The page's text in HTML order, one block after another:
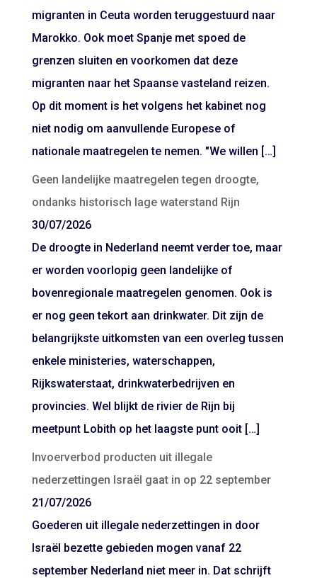
migranten in Ceuta worden teruggestuurd naar
Marokko. Ook moet Spanje met spoed de
grenzen sluiten en voorkomen dat deze
migranten naar het Spaanse vasteland reizen.
Op dit moment is het volgens het kabinet nog
niet nodig om aanvullende Europese of
nationale maatregelen te nemen. "We willen […]
Geen landelijke maatregelen tegen droogte,
ondanks historisch lage waterstand Rijn
30/07/2026
De droogte in Nederland neemt verder toe, maar
er worden voorlopig geen landelijke of
bovenregionale maatregelen genomen. Ook is
er nog geen tekort aan drinkwater. Dit zijn de
belangrijkste uitkomsten van een overleg tussen
enkele ministeries, waterschappen,
Rijkswaterstaat, drinkwaterbedrijven en
provincies. Wel blijkt de rivier de Rijn bij
meetpunt Lobith op het laagste punt ooit […]
Invoerverbod producten uit illegale
nederzettingen Israël gaat in op 22 september
21/07/2026
Goederen uit illegale nederzettingen in door
Israël bezette gebieden mogen vanaf 22
september Nederland niet meer in. Dat schrijft